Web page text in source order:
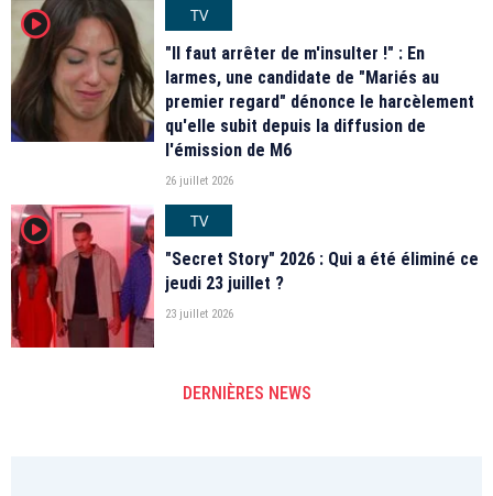
player2
TV
"Il faut arrêter de m'insulter !" : En
larmes, une candidate de "Mariés au
premier regard" dénonce le harcèlement
qu'elle subit depuis la diffusion de
l'émission de M6
26 juillet 2026
player2
TV
"Secret Story" 2026 : Qui a été éliminé ce
jeudi 23 juillet ?
23 juillet 2026
DERNIÈRES NEWS